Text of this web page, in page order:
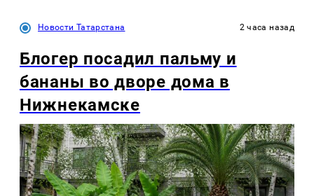
Новости Татарстана 2 часа назад
Блогер посадил пальму и
бананы во дворе дома в
Нижнекамске